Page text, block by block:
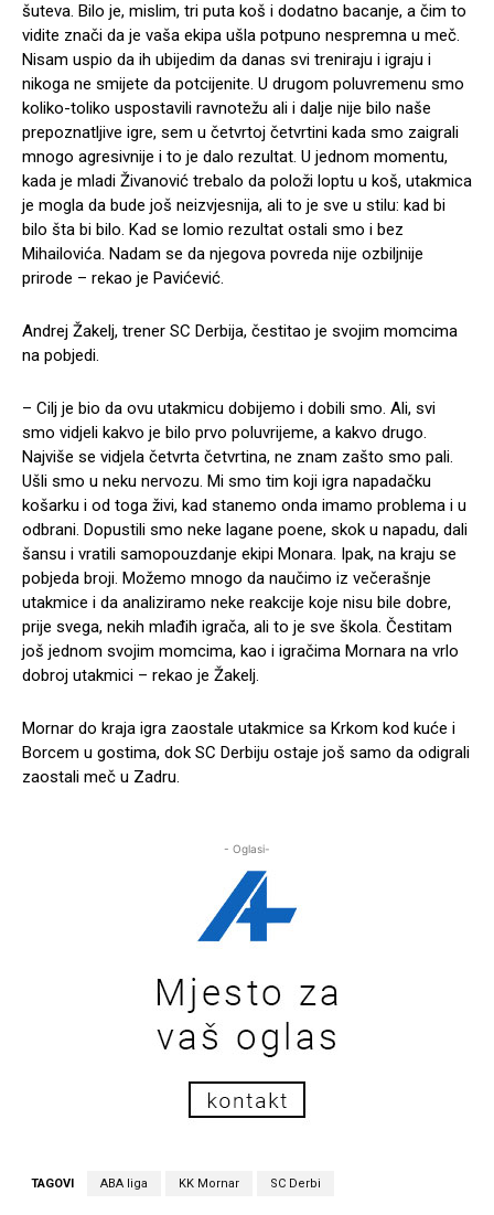
šuteva. Bilo je, mislim, tri puta koš i dodatno bacanje, a čim to
vidite znači da je vaša ekipa ušla potpuno nespremna u meč.
Nisam uspio da ih ubijedim da danas svi treniraju i igraju i
nikoga ne smijete da potcijenite. U drugom poluvremenu smo
koliko-toliko uspostavili ravnotežu ali i dalje nije bilo naše
prepoznatljive igre, sem u četvrtoj četvrtini kada smo zaigrali
mnogo agresivnije i to je dalo rezultat. U jednom momentu,
kada je mladi Živanović trebalo da položi loptu u koš, utakmica
je mogla da bude još neizvjesnija, ali to je sve u stilu: kad bi
bilo šta bi bilo. Kad se lomio rezultat ostali smo i bez
Mihailovića. Nadam se da njegova povreda nije ozbiljnije
prirode – rekao je Pavićević.
Andrej Žakelj, trener SC Derbija, čestitao je svojim momcima
na pobjedi.
– Cilj je bio da ovu utakmicu dobijemo i dobili smo. Ali, svi
smo vidjeli kakvo je bilo prvo poluvrijeme, a kakvo drugo.
Najviše se vidjela četvrta četvrtina, ne znam zašto smo pali.
Ušli smo u neku nervozu. Mi smo tim koji igra napadačku
košarku i od toga živi, kad stanemo onda imamo problema i u
odbrani. Dopustili smo neke lagane poene, skok u napadu, dali
šansu i vratili samopouzdanje ekipi Monara. Ipak, na kraju se
pobjeda broji. Možemo mnogo da naučimo iz večerašnje
utakmice i da analiziramo neke reakcije koje nisu bile dobre,
prije svega, nekih mlađih igrača, ali to je sve škola. Čestitam
još jednom svojim momcima, kao i igračima Mornara na vrlo
dobroj utakmici – rekao je Žakelj.
Mornar do kraja igra zaostale utakmice sa Krkom kod kuće i
Borcem u gostima, dok SC Derbiju ostaje još samo da odigrali
zaostali meč u Zadru.
- Oglasi-
TAGOVI ABA liga KK Mornar SC Derbi